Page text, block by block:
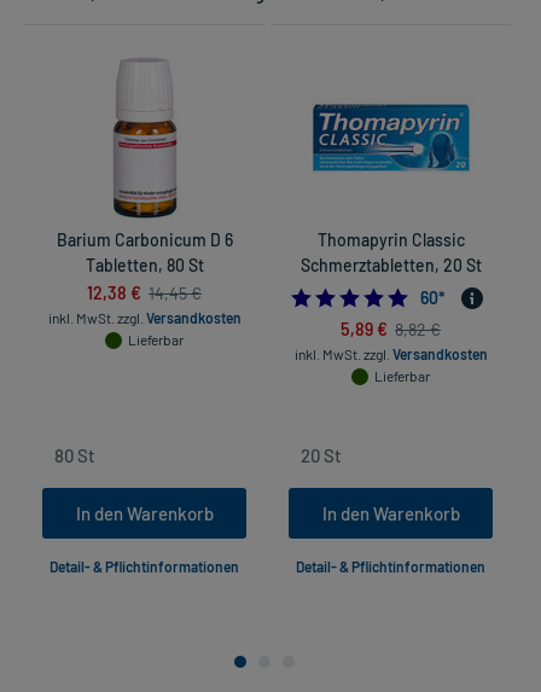
Barium Carbonicum D 6
Tabletten, 80 St
12,38 € 14,45 €
inkl. MwSt. zzgl. Versandkosten
Lieferbar
In den Warenkorb
Detail- & Pflichtinformationen
Thomapyrin Classic
Schmerztabletten, 20 St
60*
5,89 € 8,82 €
inkl. MwSt. zzgl. Versandkosten
Lieferbar
In den Warenkorb
Detail- & Pflichtinformationen